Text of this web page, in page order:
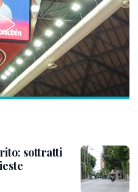
sottratti